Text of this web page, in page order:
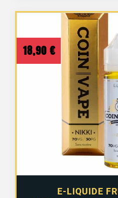
E-LIQUIDE
18,90 €